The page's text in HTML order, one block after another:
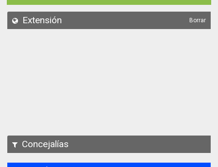
API
Extensión Borrar
Concejalías